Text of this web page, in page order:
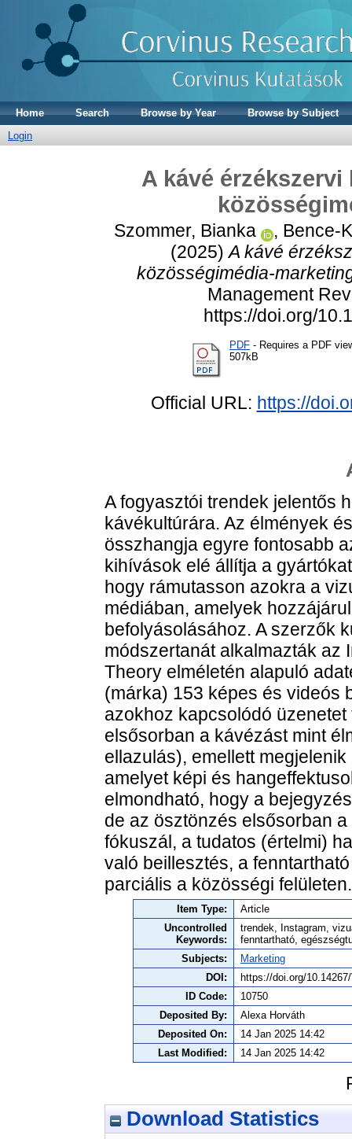
Home Search Browse by Year
Browse by Subject
Login
A kávé
Szommer, Bianka , Bence-
(2025)A kávé
közösségimédia-
Management
https://doi.org/
PDF - Requires a PDF
507kB
Official URL: https://
A fogyasztói trendek jelentős
kávékultúrára. Az élmények
összhangja egyre fontosabb
kihívások elé állítja a
hogy rámutasson azokra a
médiában, amelyek
befolyásolásához. A szerzők
módszertanát alkalmazták az
Theory elméletén alapuló
(márka) 153 képes és videós
azokhoz kapcsolódó
elsősorban a kávézást mint
ellazulás), emellett
amelyet képi és
elmondható, hogy a
de az ösztönzés elsősorban
fókuszál, a tudatos (értelmi)
való beillesztés, a
parciális a közösségi felületen.
Item Type:
Article
Uncontrolled
Keywords:
trendek, Instagram,
fenntartható,
Subjects:
Marketing
DOI:
https://doi.org/
ID Code:
10750
Deposited By:
Alexa Horváth
Deposited On:
14 Jan 2025 14:42
Last Modified:
14 Jan 2025 14:42
Download Statistics